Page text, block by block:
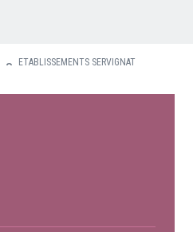
ETABLISSEMENTS SERVIGNAT